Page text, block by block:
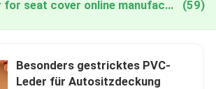
pvc leather for seat cover online manufacture (59)
Besonders gestricktes PVC-
Leder für Autositzdeckung